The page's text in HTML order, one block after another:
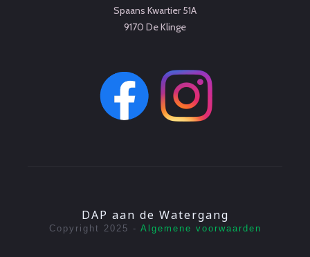
Spaans Kwartier 51A
9170 De Klinge
DAP aan de Watergang
Copyright 2025 - Algemene voorwaarden